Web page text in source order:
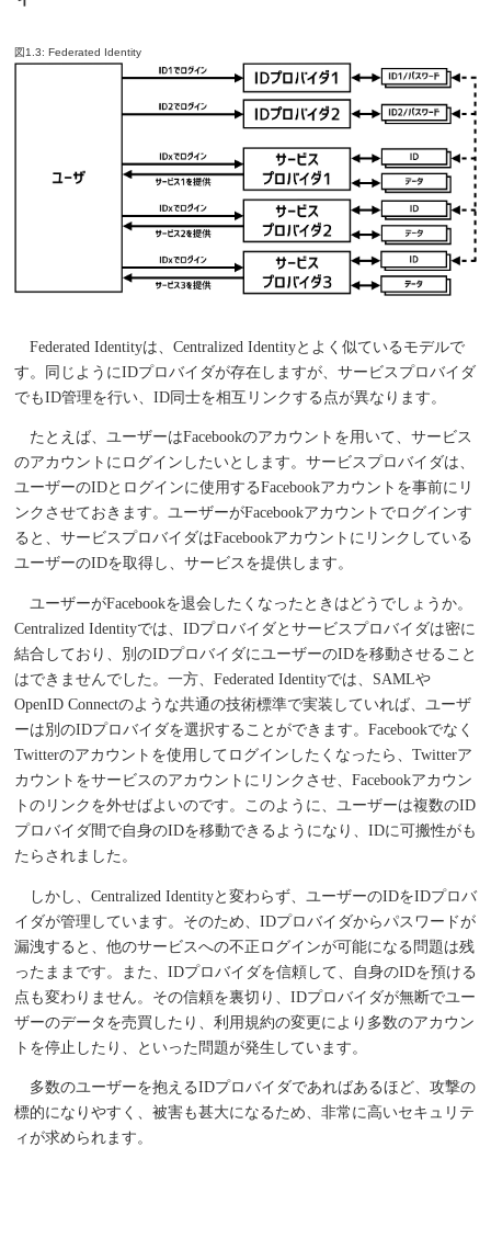
図1.3: Federated Identity
Federated Identityは、Centralized Identityとよく似ているモデルで
す。同じようにIDプロバイダが存在しますが、サービスプロバイダ
でもID管理を行い、ID同士を相互リンクする点が異なります。
たとえば、ユーザーはFacebookのアカウントを用いて、サービス
のアカウントにログインしたいとします。サービスプロバイダは、
ユーザーのIDとログインに使用するFacebookアカウントを事前にリ
ンクさせておきます。ユーザーがFacebookアカウントでログインす
ると、サービスプロバイダはFacebookアカウントにリンクしている
ユーザーのIDを取得し、サービスを提供します。
ユーザーがFacebookを退会したくなったときはどうでしょうか。
Centralized Identityでは、IDプロバイダとサービスプロバイダは密に
結合しており、別のIDプロバイダにユーザーのIDを移動させること
はできませんでした。一方、Federated Identityでは、SAMLや
OpenID Connectのような共通の技術標準で実装していれば、ユーザ
ーは別のIDプロバイダを選択することができます。Facebookでなく
Twitterのアカウントを使用してログインしたくなったら、Twitterア
カウントをサービスのアカウントにリンクさせ、Facebookアカウン
トのリンクを外せばよいのです。このように、ユーザーは複数のID
プロバイダ間で自身のIDを移動できるようになり、IDに可搬性がも
たらされました。
しかし、Centralized Identityと変わらず、ユーザーのIDをIDプロバ
イダが管理しています。そのため、IDプロバイダからパスワードが
漏洩すると、他のサービスへの不正ログインが可能になる問題は残
ったままです。また、IDプロバイダを信頼して、自身のIDを預ける
点も変わりません。その信頼を裏切り、IDプロバイダが無断でユー
ザーのデータを売買したり、利用規約の変更により多数のアカウン
トを停止したり、といった問題が発生しています。
多数のユーザーを抱えるIDプロバイダであればあるほど、攻撃の
標的になりやすく、被害も甚大になるため、非常に高いセキュリテ
ィが求められます。